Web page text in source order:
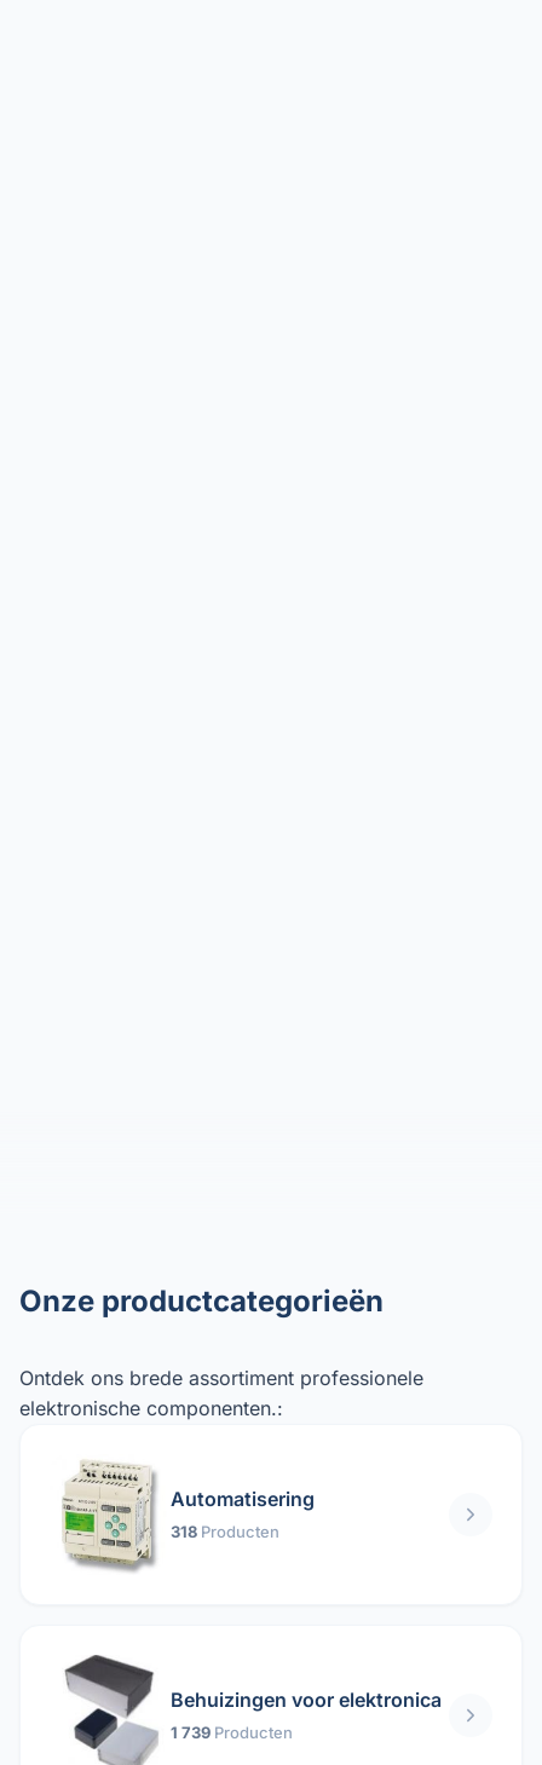
Onze productcategorieën
Ontdek ons ​​brede assortiment professionele
elektronische componenten.:
Automatisering
318 Producten
Behuizingen voor elektronica
1 739 Producten